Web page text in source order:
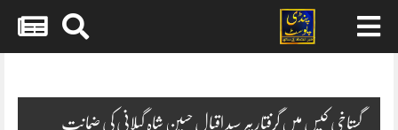
گستاخی کیس میں گرفتار پیر سید اقبال حسین شاہ گیلانی کی ضمانت